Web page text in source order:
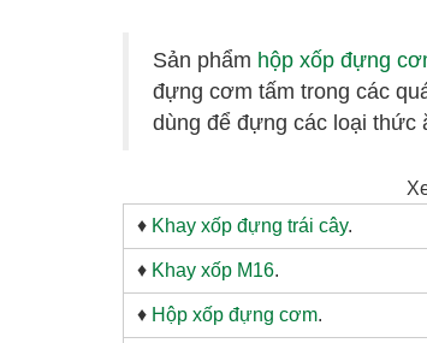
Sản phẩm hộp xốp đựng
đựng cơm tấm trong các
dùng để đựng các loại thức
♦ Khay xốp đựng trái cây.
♦ Khay xốp M16.
♦ Hộp xốp đựng cơm.